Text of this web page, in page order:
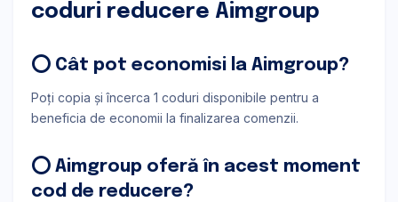
coduri reducere Aimgroup
⭕ Cât pot economisi la Aimgroup?
Poți copia și încerca 1 coduri disponibile pentru a
beneficia de economii la finalizarea comenzii.
⭕ Aimgroup oferă în acest moment
cod de reducere?